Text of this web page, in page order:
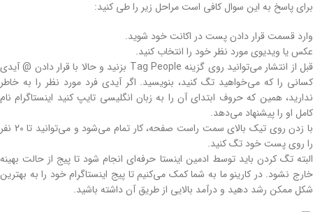
برای پاسخ به این سوال کافی است مراحل زیر را طی کنید:
وارد قسمت قرار دادن پست در اکانت خود شوید.
عکس یا ویدیوی مورد نظر خود را انتخاب کنید.
قبل از انتشار می‌توانید روی گزینه Tag People بزنید و حالا با قرار دادن @ آیدی
کسانی را که می‌خواهید تگ کنید، بنویسید. اگر آیدی فرد مورد نظر را به خاطر
ندارید، همین که حروف ابتدای آن را به زبان انگلیسی تایپ کنید اینستاگرام نام
کامل او را پیشنهاد می‌دهد.
با زدن روی تیک بالای سمت راست صفحه، کار تمام می‌شود و می‌توانید تا 20 نفر
را روی پست خود تگ کنید.
البته تگ کردن باید توسط ادمین اینستا حرفه‌ای انجام شود تا پیج از حالت بهینه
خارج نشود. در کارینو ما به شما کمک می‌کنیم تا پیج اینستاگرام خود را به بهترین
شکل ممکن رشد دهید و درآمد بالایی از طریق آن داشته باشید.